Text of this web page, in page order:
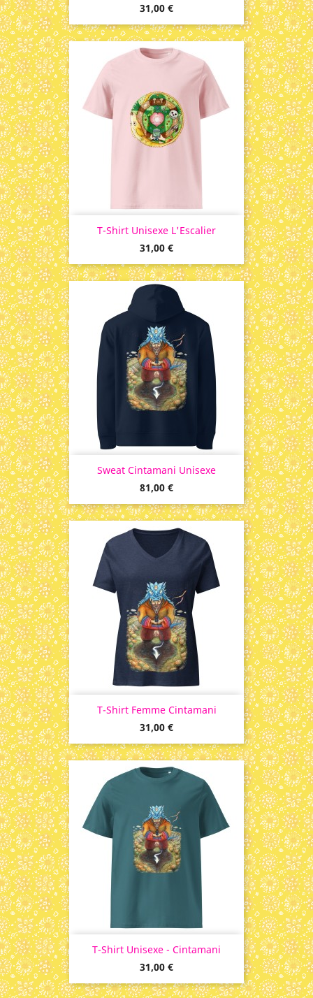
Prix
31,00 €
T-Shirt Unisexe L'Escalier
Prix
31,00 €
Sweat Cintamani Unisexe
Prix
81,00 €
T-Shirt Femme Cintamani
Prix
31,00 €
T-Shirt Unisexe - Cintamani
Prix
31,00 €